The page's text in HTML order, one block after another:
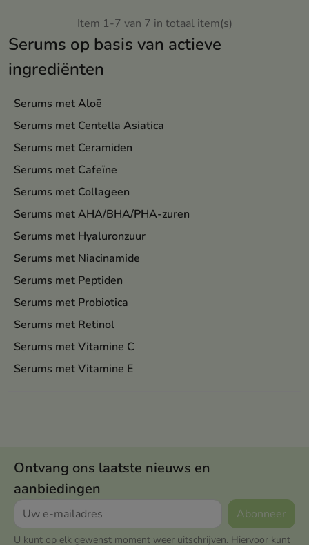
Serums op basis van actieve
ingrediënten
Serums met Aloë
Serums met Centella Asiatica
Serums met Ceramiden
Serums met Cafeïne
Serums met Collageen
Serums met AHA/BHA/PHA-zuren
Serums met Hyaluronzuur
Serums met Niacinamide
Serums met Peptiden
Serums met Probiotica
Serums met Retinol
Serums met Vitamine C
Serums met Vitamine E
Item 1-7 van 7 in totaal item(s)
Ontvang ons laatste nieuws en
aanbiedingen
U kunt op elk gewenst moment weer uitschrijven. Hiervoor kunt